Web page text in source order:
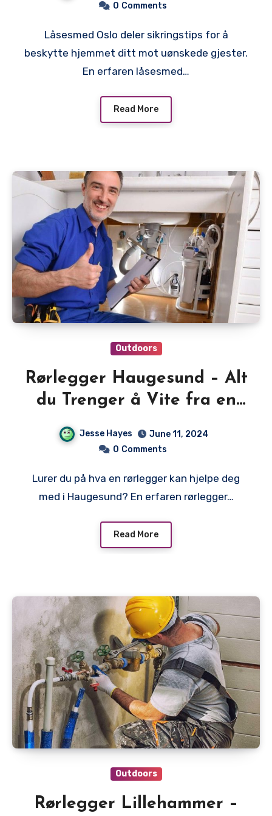
0 Comments
Låsesmed Oslo deler sikringstips for å
beskytte hjemmet ditt mot uønskede gjester.
En erfaren låsesmed…
Read More
Outdoors
Rørlegger Haugesund – Alt
du Trenger å Vite fra en
Erfaren Rørlegger
Jesse Hayes
June 11, 2024
0 Comments
Lurer du på hva en rørlegger kan hjelpe deg
med i Haugesund? En erfaren rørlegger…
Read More
Outdoors
Rørlegger Lillehammer –